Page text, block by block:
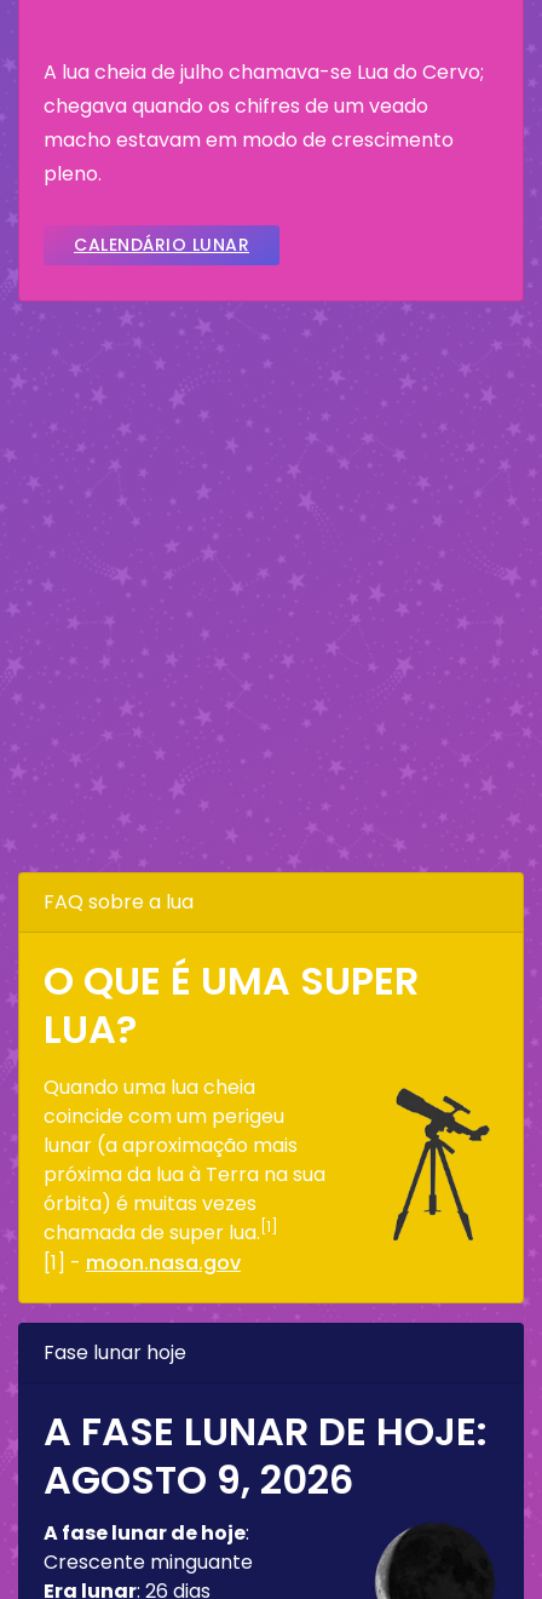
A lua cheia de julho chamava-se Lua do Cervo;
chegava quando os chifres de um veado
macho estavam em modo de crescimento
pleno.
CALENDÁRIO LUNAR
FAQ sobre a lua
O QUE É UMA SUPER
LUA?
Quando uma lua cheia
coincide com um perigeu
lunar (a aproximação mais
próxima da lua à Terra na sua
órbita) é muitas vezes
chamada de super lua. [1]
[1] - moon.nasa.gov
Fase lunar hoje
A FASE LUNAR DE HOJE:
AGOSTO 9, 2026
A fase lunar de hoje:
Crescente minguante
Era lunar: 26 dias